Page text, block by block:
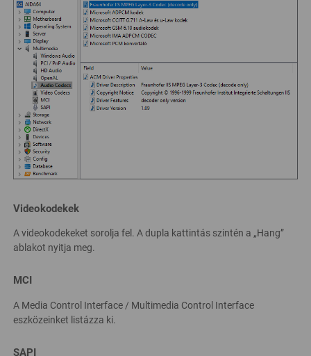
Videokodekek
A videokodekeket sorolja fel. A dupla kattintás szintén a „Hang”
ablakot nyitja meg.
MCI
A Media Control Interface / Multimedia Control Interface
eszközeinket listázza ki.
SAPI